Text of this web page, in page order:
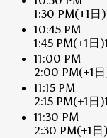
1:30 PM(+1日)
10:45 PM
1:45 PM(+1日)
11:00 PM
2:00 PM(+1
11:15 PM
2:15 PM(+1日)
11:30 PM
2:30 PM(+1日)